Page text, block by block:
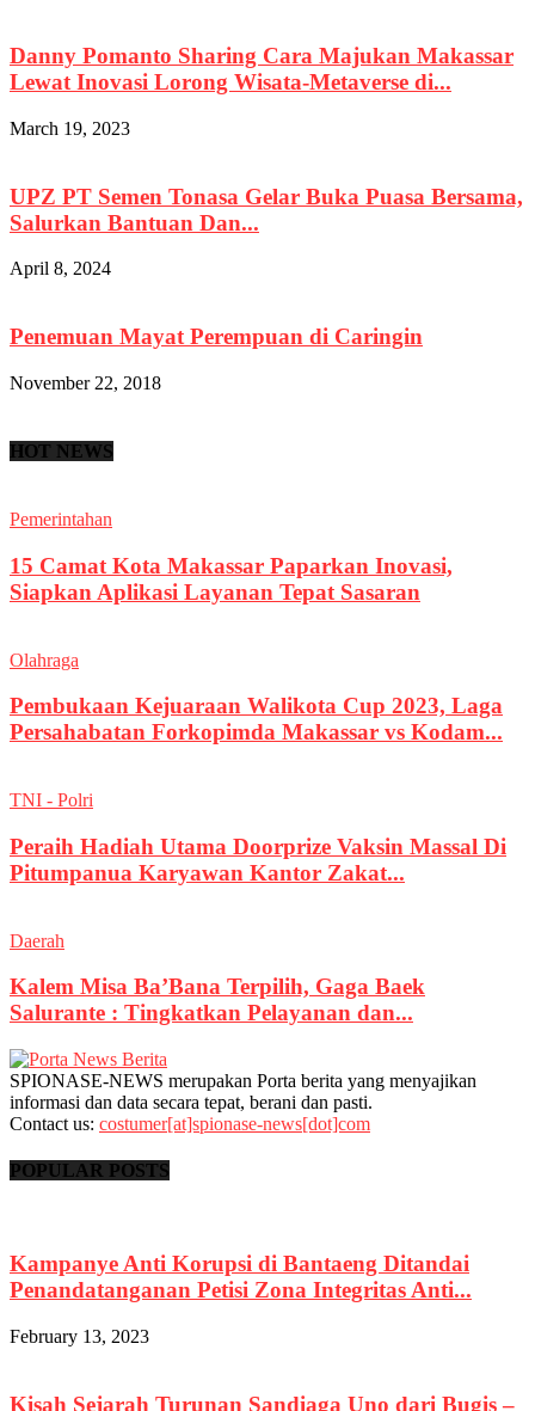
Danny Pomanto Sharing Cara Majukan Makassar
Lewat Inovasi Lorong Wisata-Metaverse di...
March 19, 2023
UPZ PT Semen Tonasa Gelar Buka Puasa Bersama,
Salurkan Bantuan Dan...
April 8, 2024
Penemuan Mayat Perempuan di Caringin
November 22, 2018
HOT NEWS
Pemerintahan
15 Camat Kota Makassar Paparkan Inovasi,
Siapkan Aplikasi Layanan Tepat Sasaran
Olahraga
Pembukaan Kejuaraan Walikota Cup 2023, Laga
Persahabatan Forkopimda Makassar vs Kodam...
TNI - Polri
Peraih Hadiah Utama Doorprize Vaksin Massal Di
Pitumpanua Karyawan Kantor Zakat...
Daerah
Kalem Misa Ba’Bana Terpilih, Gaga Baek
Salurante : Tingkatkan Pelayanan dan...
SPIONASE-NEWS merupakan Porta berita yang menyajikan
informasi dan data secara tepat, berani dan pasti.
Contact us: costumer[at]spionase-news[dot]com
POPULAR POSTS
Kampanye Anti Korupsi di Bantaeng Ditandai
Penandatanganan Petisi Zona Integritas Anti...
February 13, 2023
Kisah Sejarah Turunan Sandiaga Uno dari Bugis –